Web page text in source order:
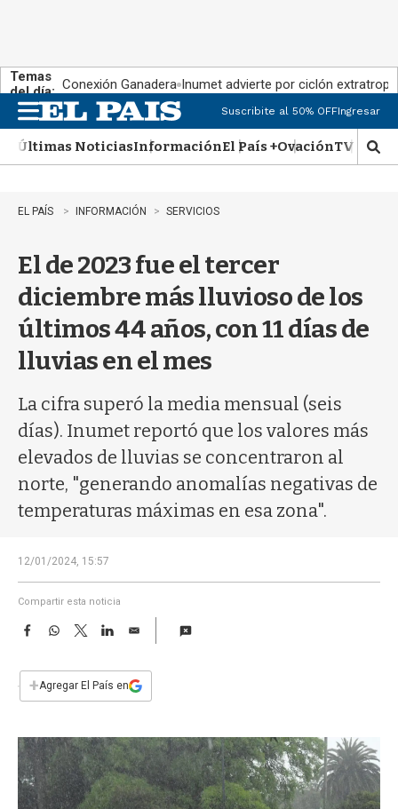
Temas
del día: Conexión Ganadera Inumet advierte por ciclón
n
u
Suscribite al 50% OFFIngresar
Últimas NoticiasInformaciónEl País +OvaciónTV Show
M
o
EL PAÍS INFORMACIÓN SERVICIOS
El de 2023 fue el tercer
diciembre más lluvioso de los
últimos 44 años, con 11 días de
lluvias en el mes
La cifra superó la media mensual (seis
días). Inumet reportó que los valores más
elevados de lluvias se concentraron al
norte, "generando anomalías negativas de
temperaturas máximas en esa zona".
12/01/2024, 15:57
Compartir esta noticia
F
e
b
k
W
s
p
T
w
t
L
n
E
i
l
+Agregar El País en